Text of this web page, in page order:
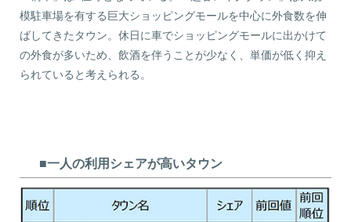
模駐車場を有する巨大ショッピングモールを中心に外食数を伸
ばしてきたタウン。休日に車でショッピングモールに出かけて
の外食が多いため、飲酒を伴うことが少なく、単価が低く抑え
られていると考えられる。
■一人の利用シェアが高いタウン